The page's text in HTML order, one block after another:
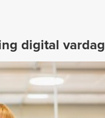
digital vardag